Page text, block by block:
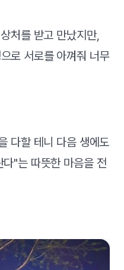
처를 받고 만났지만,
로 서로를 아껴줘 너무
다할 테니 다음 생에도
"는 따뜻한 마음을 전